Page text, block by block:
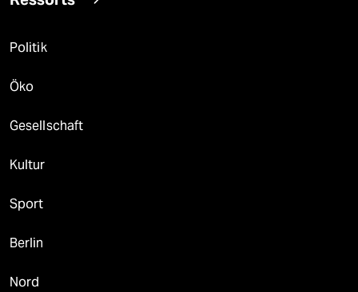
Politik
Öko
Gesellschaft
Kultur
Sport
Berlin
Nord